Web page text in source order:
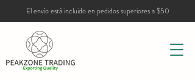
El envío está incluido en pedidos superiores a $50